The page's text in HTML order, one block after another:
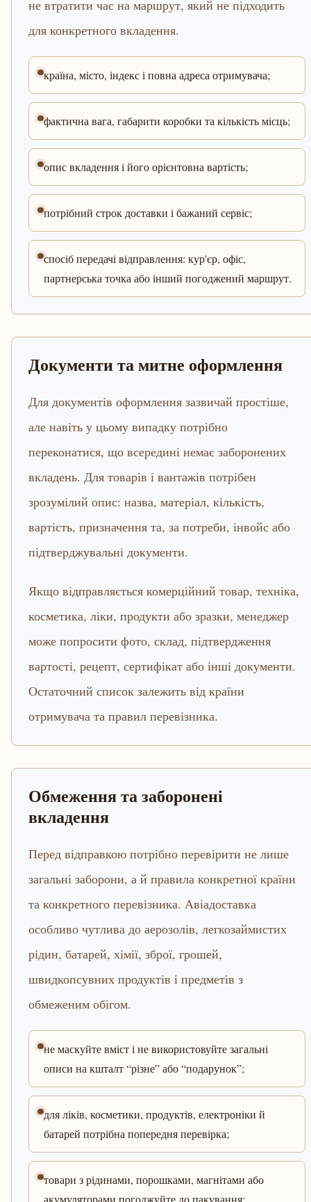
не втратити час на маршрут, який не підходить
для конкретного вкладення.
країна, місто, індекс і повна адреса отримувача;
фактична вага, габарити коробки та кількість місць;
опис вкладення і його орієнтовна вартість;
потрібний строк доставки і бажаний сервіс;
спосіб передачі відправлення: кур'єр, офіс,
партнерська точка або інший погоджений маршрут.
Документи та митне оформлення
Для документів оформлення зазвичай простіше,
але навіть у цьому випадку потрібно
переконатися, що всередині немає заборонених
вкладень. Для товарів і вантажів потрібен
зрозумілий опис: назва, матеріал, кількість,
вартість, призначення та, за потреби, інвойс або
підтверджувальні документи.
Якщо відправляється комерційний товар, техніка,
косметика, ліки, продукти або зразки, менеджер
може попросити фото, склад, підтвердження
вартості, рецепт, сертифікат або інші документи.
Остаточний список залежить від країни
отримувача та правил перевізника.
Обмеження та заборонені
вкладення
Перед відправкою потрібно перевірити не лише
загальні заборони, а й правила конкретної країни
та конкретного перевізника. Авіадоставка
особливо чутлива до аерозолів, легкозаймистих
рідин, батарей, хімії, зброї, грошей,
швидкопсувних продуктів і предметів з
обмеженим обігом.
не маскуйте вміст і не використовуйте загальні
описи на кшталт “різне” або “подарунок”;
для ліків, косметики, продуктів, електроніки й
батарей потрібна попередня перевірка;
товари з рідинами, порошками, магнітами або
акумуляторами погоджуйте до пакування;